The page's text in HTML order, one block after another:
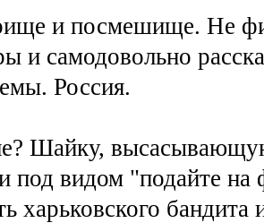
и посмешище. Не
и самодовольно
Россия.
Шайку,
под видом "подайте
харьковского